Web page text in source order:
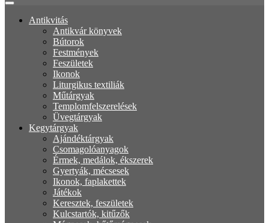
Antikvitás
Antikvár könyvek
Bútorok
Festmények
Feszületek
Ikonok
Liturgikus textiliák
Műtárgyak
Templomfelszerelések
Üvegtárgyak
Kegytárgyak
Ajándéktárgyak
Csomagolóanyagok
Érmek, medálok, ékszerek
Gyertyák, mécsesek
Ikonok, faplakettek
Játékok
Keresztek, feszületek
Kulcstartók, kitűzők